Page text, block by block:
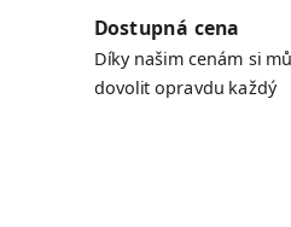
Dostupná cena
Díky našim cenám si
dovolit opravdu každý